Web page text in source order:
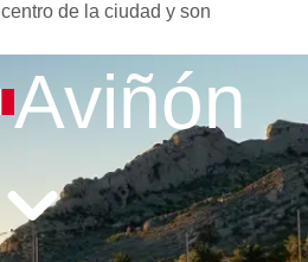
de la ciudad y son
Aviñón